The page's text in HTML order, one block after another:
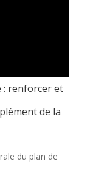
: renforcer et
de la
du plan de